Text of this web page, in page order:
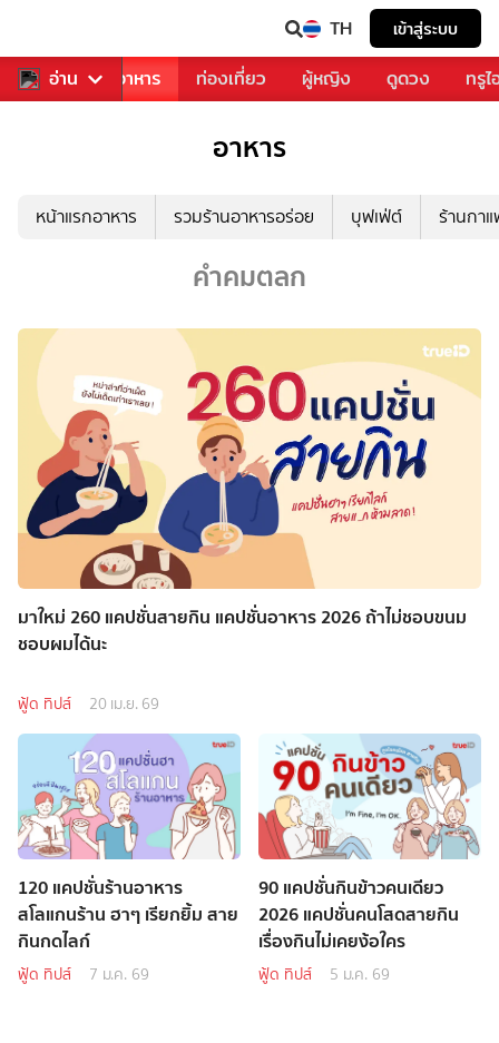
TH เข้าสู่ระบบ
อ่าน
การเพลง อาหาร ท่องเที่ยว ผู้หญิง ดูดวง ทรู
อาหาร
หน้าแรกอาหาร รวมร้านอาหารอร่อย บุฟเฟ่ต์ ร้านกา
คำคมตลก
มาใหม่ 260 แคปชั่นสายกิน แคปชั่นอาหาร 2026 ถ้าไม่ชอบขนม
ชอบผมได้นะ
ฟู้ด ทิปส์ 20 เม.ย. 69
120 แคปชั่นร้านอาหาร
สโลแกนร้าน ฮาๆ เรียกยิ้ม สาย
กินกดไลก์
ฟู้ด ทิปส์ 7 ม.ค. 69
90 แคปชั่นกินข้าวคนเดียว
2026 แคปชั่นคนโสดสายกิน
เรื่องกินไม่เคยง้อใคร
ฟู้ด ทิปส์ 5 ม.ค. 69